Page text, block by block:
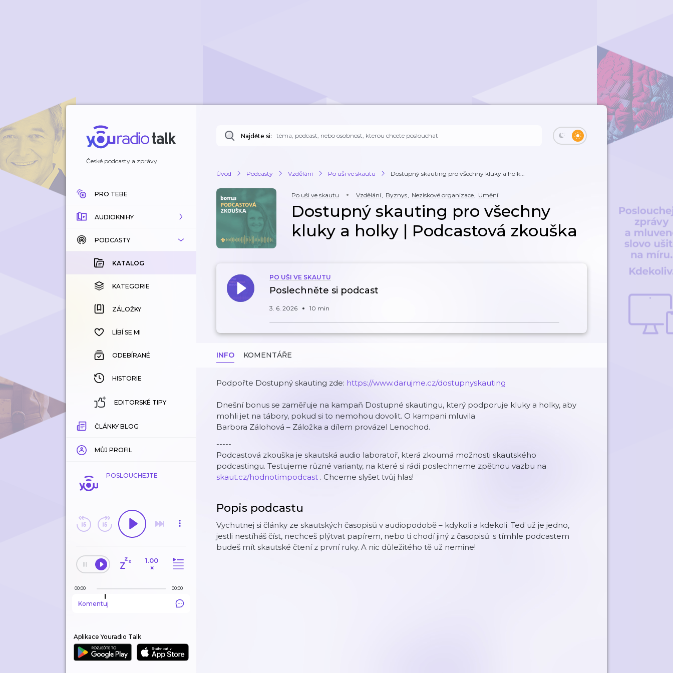
České podcasty a zprávy
PRO TEBE
AUDIOKNIHY
KATALOG
KOUPENÉ
KATEGORIE
ZÁLOŽKY
HISTORIE
PODCASTY
KATALOG
KATEGORIE
ZÁLOŽKY
LÍBÍ SE MI
ODEBÍRANÉ
HISTORIE
EDITORSKÉ TIPY
ČLÁNKY BLOG
MŮJ PROFIL
POSLOUCHEJTE
1.00
×
00:00 00:00
Komentuj
Aplikace Youradio Talk
Najděte si:
Úvod Podcasty Vzdělání Po uši ve skautu Dostupný skauting pro všechny kluky a holk...
Po uši ve skautu Vzdělání, Byznys, Neziskové organizace, Umění
Dostupný skauting pro všechny
kluky a holky | Podcastová zkouška
PO UŠI VE SKAUTU
Poslechněte si podcast
3. 6. 2026 10 min
INFO KOMENTÁŘE
Podpořte Dostupný skauting zde: https://www.darujme.cz/dostupnyskauting
Dnešní bonus se zaměřuje na kampaň Dostupné skautingu, který podporuje kluky a holky, aby
mohli jet na tábory, pokud si to nemohou dovolit. O kampani mluvila
Barbora Zálohová – Záložka a dílem provázel Lenochod.
-----
Podcastová zkouška je skautská audio laboratoř, která zkoumá možnosti skautského
podcastingu. Testujeme různé varianty, na které si rádi poslechneme zpětnou vazbu na
skaut.cz/hodnotimpodcast . Chceme slyšet tvůj hlas!
Popis podcastu
Vychutnej si články ze skautských časopisů v audiopodobě – kdykoli a kdekoli. Teď už je jedno,
jestli nestíháš číst, nechceš plýtvat papírem, nebo ti chodí jiný z časopisů: s tímhle podcastem
budeš mít skautské čtení z první ruky. A nic důležitého tě už nemine!